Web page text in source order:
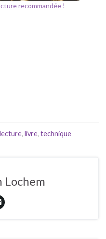
recommandée !
lecture, livre, technique
Lochem